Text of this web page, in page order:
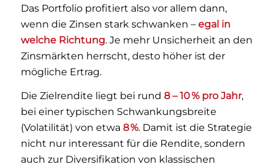
Das Portfolio profitiert also vor allem dann,
wenn die Zinsen stark schwanken – egal in
welche Richtung. Je mehr Unsicherheit an den
Zinsmärkten herrscht, desto höher ist der
mögliche Ertrag.
Die Zielrendite liegt bei rund 8 – 10 % pro Jahr,
bei einer typischen Schwankungsbreite
(Volatilität) von etwa 8 %. Damit ist die Strategie
nicht nur interessant für die Rendite, sondern
auch zur Diversifikation von klassischen